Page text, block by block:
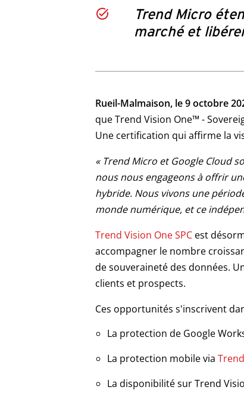
Trend Micro
marché et
Rueil-Malmaison, le 9 octobre
que Trend Vision One™ -
Une certification qui affirme la
« Trend Micro et Google Cloud
nous nous engageons à offrir
hybride. Nous vivons une
monde numérique, et ce
Trend Vision One SPC
Products
est
accompagner le nombre
de souveraineté des données.
clients et prospects.
Ces opportunités s'inscrivent
La protection de Google
La protection mobile via
Products
La disponibilité sur Trend